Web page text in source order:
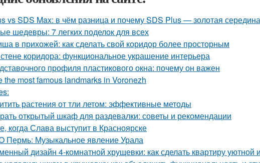
vs SDS Max: в чём разница и почему SDS Plus — золотая
шедевры: 7 легких поделок для всех
в прихожей: как сделать свой коридор более просторным
коридора: функциональное украшение интерьера
профиля пластикового окна: почему он важен
the most famous landmarks in Voronezh
растения от тли летом: эффективные методы
открытый шкаф для раздевалки: советы и рекомендации
когда Слава выступит в Красноярске
Пермь: Музыкальное явление Урала
дизайн 4-комнатной хрущевки: как сделать квартиру уютной